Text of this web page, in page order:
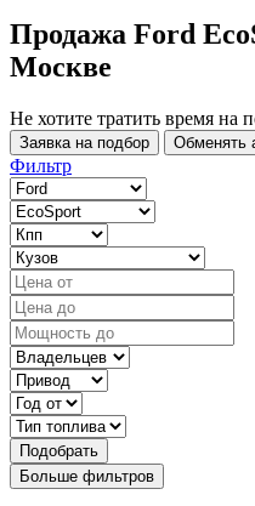
Продажа Ford
Москве
Не хотите тратить время на
Заявка на подбор Обменять
Фильтр
Подобрать
Больше фильтров